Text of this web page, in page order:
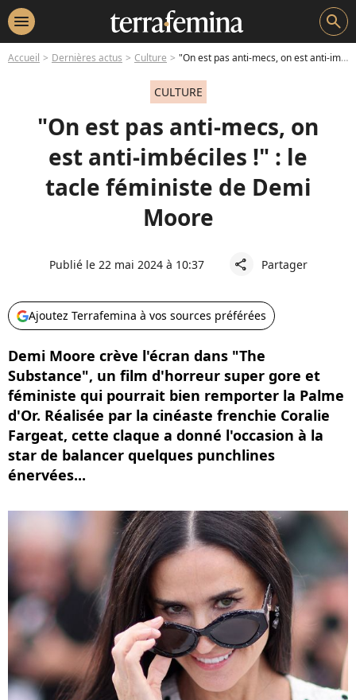
menu search
Accueil Dernières actus Culture "On est pas anti-mecs, on est anti-imbéciles !" : le tacle féministe de Demi Moore
CULTURE
"On est pas anti-mecs, on
est anti-imbéciles !" : le
tacle féministe de Demi
Moore
Publié le 22 mai 2024 à 10:37 share Partager
Ajoutez Terrafemina à vos sources préférées
Demi Moore crève l'écran dans "The
Substance", un film d'horreur super gore et
féministe qui pourrait bien remporter la Palme
d'Or. Réalisée par la cinéaste frenchie Coralie
Fargeat, cette claque a donné l'occasion à la
star de balancer quelques punchlines
énervées...